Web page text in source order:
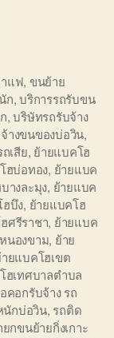
แฟ, ขนย้าย
ก,บริการรถรับขน
,บริษัทรถรับจ้าง
างขนของบ่อวิน,
เสีย, ย้ายแบคโฮ
ฮบ่อทอง, ย้ายแบค
างละมุง, ย้ายแบค
บึง, ย้ายแบคโฮ
ศรีราชา, ย้ายแบค
นองขาม, ย้าย
ยแบคโฮเขต
ฮเทศบาลตำบล
คอกรับจ้าง รถ
นักบ่อวิน, รถติด
ยกขนย้ายกิ่งเกาะ